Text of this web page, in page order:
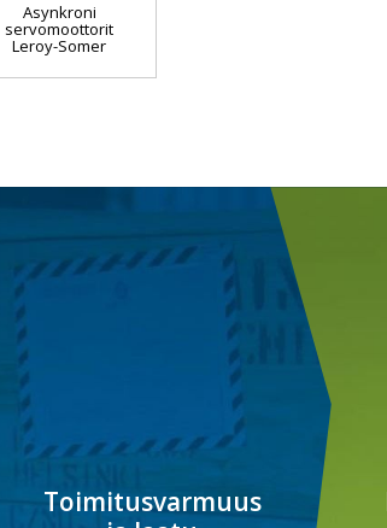
Asynkroni
servomoottorit
Leroy-Somer
Toimitusvarmuus